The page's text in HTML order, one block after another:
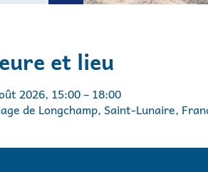
et lieu
2026, 15:00 – 18:00
de Longchamp, Saint-Lunaire,